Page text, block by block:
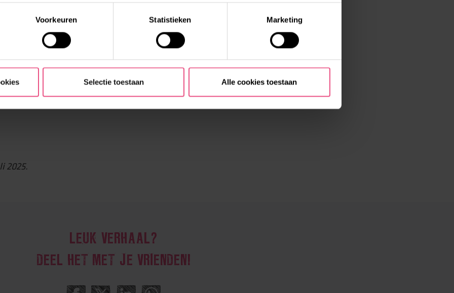
Voorkeuren Statistieken Marketing
Selectie toestaan Alle cookies toestaan
aan. Sinds een jaar
omdat ze elke
op een donornier”,
aan het werk kan
kan blijven doen. Dat
2025.
LEUK VERHAAL?
DEEL HET MET JE VRIENDEN!